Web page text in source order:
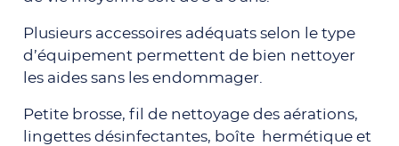
Plusieurs accessoires adéquats selon le type
d’équipement permettent de bien nettoyer
les aides sans les endommager.
Petite brosse, fil de nettoyage des aérations,
lingettes désinfectantes, boîte hermétique et